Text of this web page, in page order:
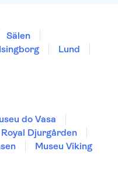
Sälen
Lund
do Vasa
Royal Djurgården
Museu Viking